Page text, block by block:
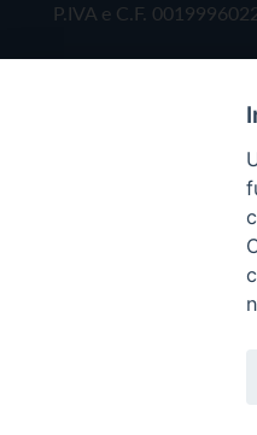
P.IVA e C.F.
Copyright © 2019